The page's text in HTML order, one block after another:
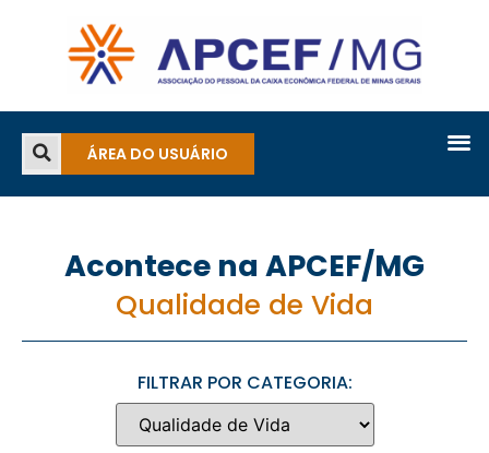
ÁREA DO USUÁRIO
Acontece na APCEF/MG
Qualidade de Vida
FILTRAR POR CATEGORIA: